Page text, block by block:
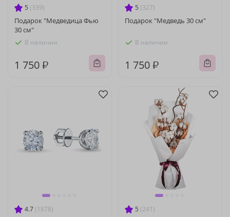
5 (339)
Подарок "Медведица Фью
30 см"
В наличии
1 750 ₽
5 (327)
Подарок "Медведь 30 см"
В наличии
1 750 ₽
4.7 (1878) 5 (241)